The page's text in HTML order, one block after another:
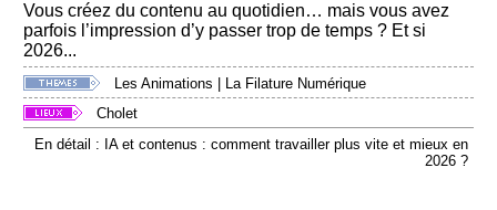
Vous créez du contenu au quotidien… mais vous avez
parfois l’impression d’y passer trop de temps ? Et si
2026...
Les Animations
La Filature Numérique
Cholet
En détail : IA et contenus : comment travailler plus vite et mieux en
2026 ?